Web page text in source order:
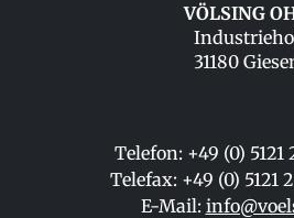
VÖLSING
31180
Telefon: +49 (0) 5121
Telefax: +49 (0) 5121
E-Mail: